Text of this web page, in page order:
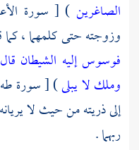
الصاغرين ) [ سورة الأعراف : 13 ]
وزوجته حتى كلمهما ،
فوسوس إليه الشيطان
وملك لا يبلى
إلى ذريته من حيث لا
ربهما .